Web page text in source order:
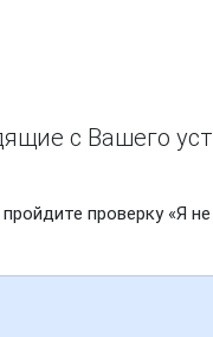
с Вашего
проверку «Я